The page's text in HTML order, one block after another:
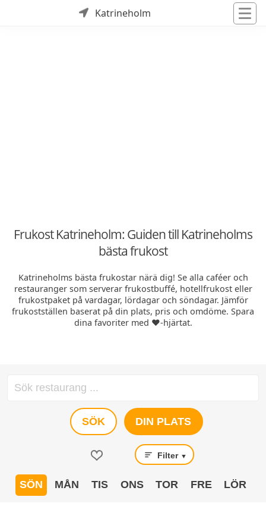
Katrineholm
Frukost Katrineholm: Guiden till Katrineholms
bästa frukost
Katrineholms bästa frukostar närä dig! Se alla caféer och
restauranger som serverar frukostbuffé, hotellfrukost eller
frukostpaket på vardagar, lördagar och söndagar. Jämför
frukostställen baserat på din plats, pris och omdöme. Spara
dina favoriter med ❤️-hjärtat.
SÖK DIN PLATS
Filter ▼
SÖN MÅN TIS ONS TOR FRE LÖR